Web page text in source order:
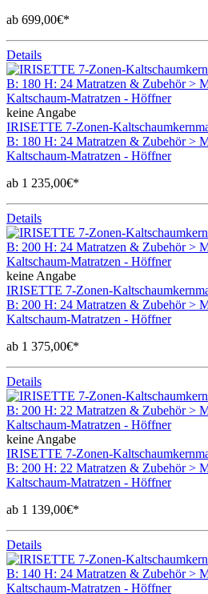
ab 699,00€*
Details
keine Angabe
IRISETTE 7-Zonen-
B: 180 H: 24 Matratzen & Zubehör >
Kaltschaum-Matratzen - Höffner
ab 1 235,00€*
Details
keine Angabe
IRISETTE 7-Zonen-
B: 200 H: 24 Matratzen & Zubehör >
Kaltschaum-Matratzen - Höffner
ab 1 375,00€*
Details
keine Angabe
IRISETTE 7-Zonen-
B: 200 H: 22 Matratzen & Zubehör >
Kaltschaum-Matratzen - Höffner
ab 1 139,00€*
Details